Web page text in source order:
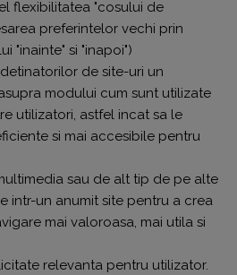
flexibilitatea "cosului de
preferintelor vechi prin
"inainte" si "inapoi")
de site-uri un
modului cum sunt utilizate
utilizatori, astfel incat sa le
si mai accesibile pentru
sau de alt tip de pe alte
intr-un anumit site pentru a crea
mai valoroasa, mai utila si
relevanta pentru utilizator.